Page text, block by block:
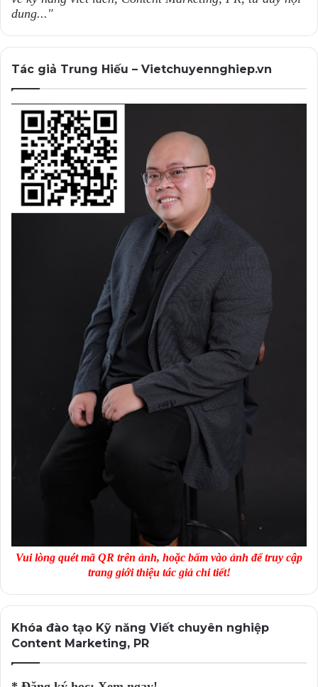
dung..."
Tác giả Trung Hiếu – Vietchuyennghiep.vn
Vui lòng quét mã QR trên ảnh, hoặc bấm vào ảnh để truy cập
trang giới thiệu tác giả chi tiết!
Khóa đào tạo Kỹ năng Viết chuyên nghiệp
Content Marketing, PR